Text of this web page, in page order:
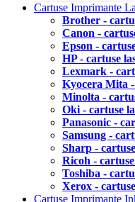
Cartuse Imprimante
Brother -
Canon -
Epson -
HP - cartuse
Lexmark -
Kyocera Mita
Minolta -
Oki - cartuse
Panasonic -
Samsung -
Sharp -
Ricoh -
Toshiba -
Xerox -
Cartuse Imprimante